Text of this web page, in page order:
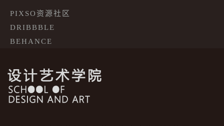
PIXSO资源社区
DRIBBBLE
BEHANCE